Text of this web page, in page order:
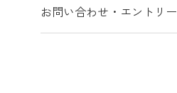
お問い合わせ・エントリー